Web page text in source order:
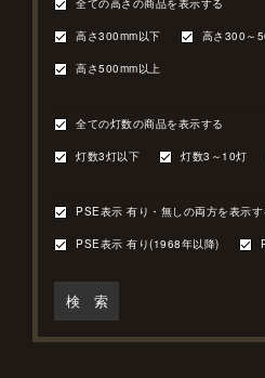
全ての高さの商品を表示する
高さ300mm以下 高さ300～
高さ500mm以上
全ての灯数の商品を表示する
灯数3灯以下 灯数3～10灯
PSE表示 有り・無しの両方を表示す
PSE表示 有り(1968年以降)
検 索